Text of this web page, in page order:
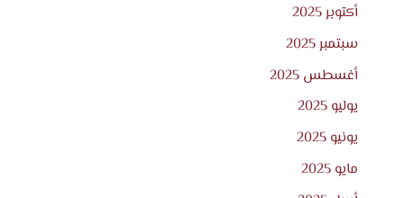
أكتوبر 2025
سبتمبر 2025
أغسطس 2025
يوليو 2025
يونيو 2025
مايو 2025